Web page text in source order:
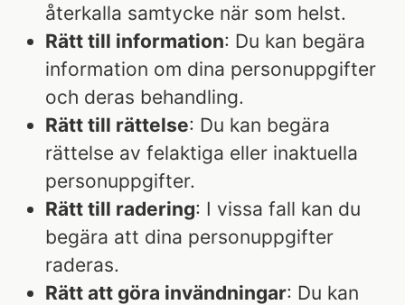
återkalla samtycke när som helst.
Rätt till information: Du kan begära
information om dina personuppgifter
och deras behandling.
Rätt till rättelse: Du kan begära
rättelse av felaktiga eller inaktuella
personuppgifter.
Rätt till radering: I vissa fall kan du
begära att dina personuppgifter
raderas.
Rätt att göra invändningar: Du kan